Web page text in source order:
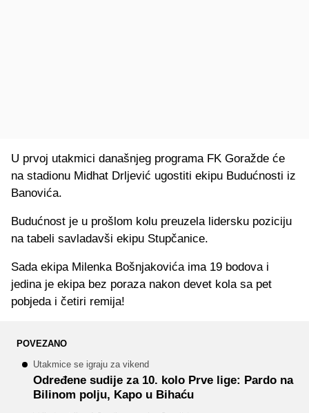
U prvoj utakmici današnjeg programa FK Goražde će
na stadionu Midhat Drljević ugostiti ekipu Budućnosti iz
Banovića.
Budućnost je u prošlom kolu preuzela lidersku poziciju
na tabeli savladavši ekipu Stupčanice.
Sada ekipa Milenka Bošnjakovića ima 19 bodova i
jedina je ekipa bez poraza nakon devet kola sa pet
pobjeda i četiri remija!
POVEZANO
Utakmice se igraju za vikend
Određene sudije za 10. kolo Prve lige: Pardo na
Bilinom polju, Kapo u Bihaću